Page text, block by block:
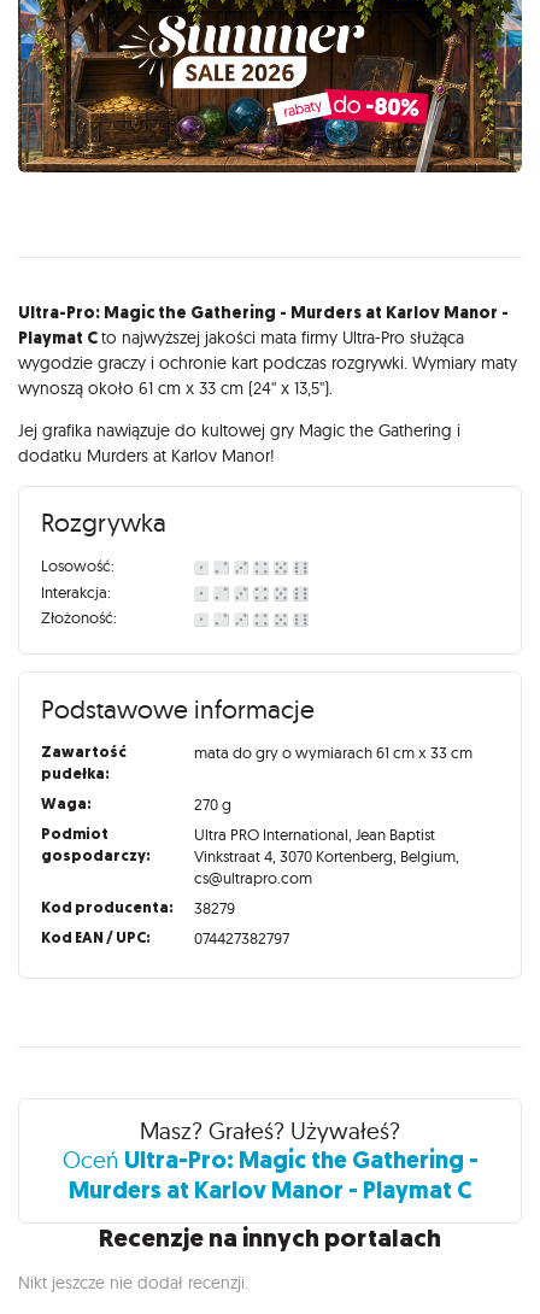
Opis
Ultra-Pro: Magic the Gathering - Murders at Karlov Manor -
Playmat Cto najwyższej jakości mata firmy Ultra-Pro służąca
wygodzie graczy i ochronie kart podczas rozgrywki. Wymiary maty
wynoszą około 61 cm x 33 cm (24'' x 13,5'').
Jej grafika nawiązuje do kultowej gry Magic the Gathering i
dodatku Murders at Karlov Manor!
Rozgrywka
Losowość:
Interakcja:
Złożoność:
Podstawowe informacje
Zawartość
pudełka:
mata do gry o wymiarach 61 cm x 33 cm
Waga: 270 g
Podmiot
gospodarczy:
Ultra PRO International, Jean Baptist
Vinkstraat 4, 3070 Kortenberg, Belgium,
cs@ultrapro.com
Kod producenta: 38279
Kod EAN / UPC: 074427382797
Recenzje
Masz? Grałeś? Używałeś?
Oceń Ultra-Pro: Magic the Gathering -
Murders at Karlov Manor - Playmat C
Recenzje na innych portalach
Nikt jeszcze nie dodał recenzji.